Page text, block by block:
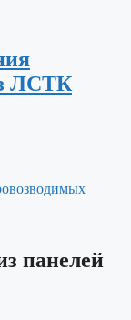
ЛСТК
панелей